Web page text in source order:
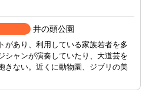
井の頭公園
があり、利用している家族若者を多
シャンが演奏していたり、大道芸を
きない。近くに動物園、ジブリの美